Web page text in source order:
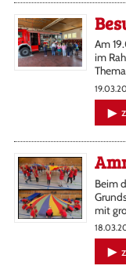
Am
im
Beim
mit